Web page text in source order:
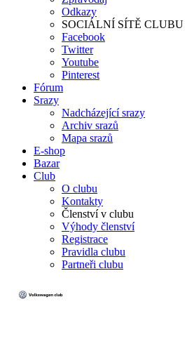
Odkazy
SOCIÁLNÍ SÍTĚ CLUBU
Facebook
Twitter
Youtube
Pinterest
Fórum
Srazy
Nadcházející srazy
Archiv srazů
Mapa srazů
E-shop
Bazar
Club
O clubu
Kontakty
Členství v clubu
Výhody členství
Registrace
Pravidla clubu
Partneři clubu